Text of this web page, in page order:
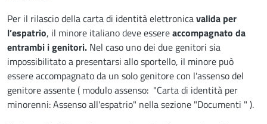
Per il rilascio della carta di identità elettronicavalida per
l’espatrio, il minore italiano deve essereaccompagnato da
entrambi i genitori. Nel caso uno dei due genitori sia
impossibilitato a presentarsi allo sportello, il minore può
essere accompagnato da un solo genitore con l'assenso del
genitore assente ( modulo assenso: "Carta di identità per
minorenni: Assenso all'espatrio" nella sezione "Documenti " ).